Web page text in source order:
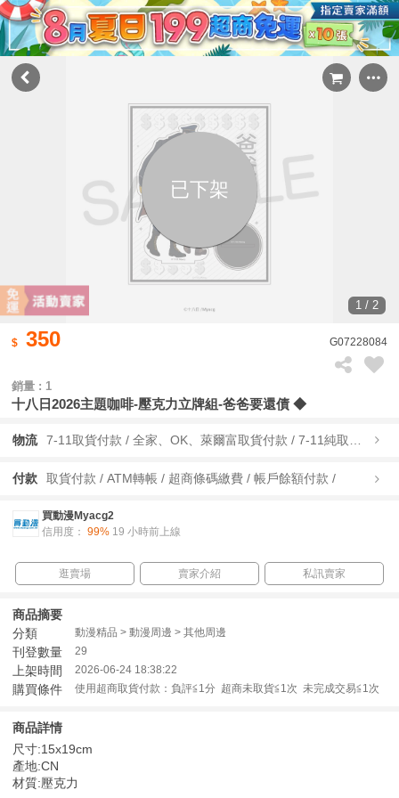
已下架
1 / 2
350 G07228084
銷量 : 1
十八日2026主題咖啡-壓克力立牌組-爸爸要還債 ◆
物流
付款 取貨付款 / ATM轉帳 / 超商條碼繳費 / 帳戶餘額付款 /
買動漫Myacg2
信用度： 99% 19 小時前上線
逛賣場 賣家介紹 私訊賣家
商品摘要
分類
動漫精品 > 動漫周邊 > 其他周邊
刊登數量 29
上架時間 2026-06-24 18:38:22
購買條件 使用超商取貨付款：負評≦1分 超商未取貨≦1次 未完成交易≦1次
商品詳情
尺寸:15x19cm
產地:CN
材質:壓克力